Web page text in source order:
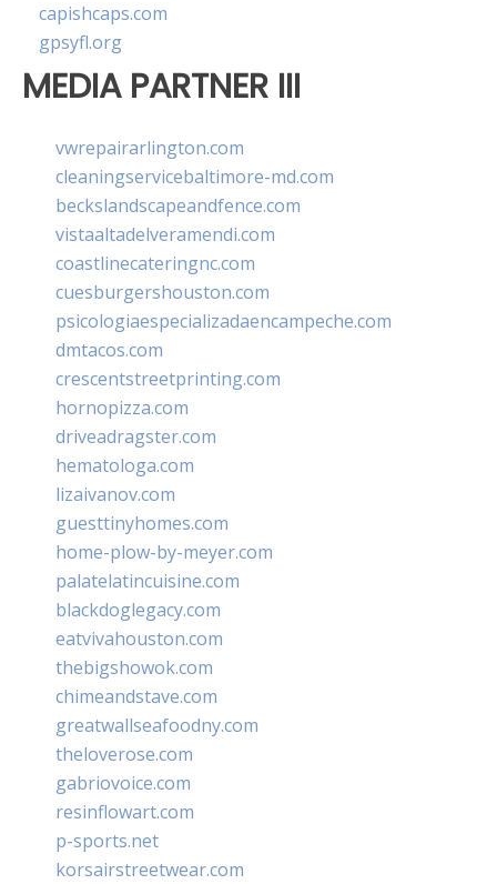
capishcaps.com
gpsyfl.org
MEDIA PARTNER III
vwrepairarlington.com
cleaningservicebaltimore-md.com
beckslandscapeandfence.com
vistaaltadelveramendi.com
coastlinecateringnc.com
cuesburgershouston.com
psicologiaespecializadaencampeche.com
dmtacos.com
crescentstreetprinting.com
hornopizza.com
driveadragster.com
hematologa.com
lizaivanov.com
guesttinyhomes.com
home-plow-by-meyer.com
palatelatincuisine.com
blackdoglegacy.com
eatvivahouston.com
thebigshowok.com
chimeandstave.com
greatwallseafoodny.com
theloverose.com
gabriovoice.com
resinflowart.com
p-sports.net
korsairstreetwear.com